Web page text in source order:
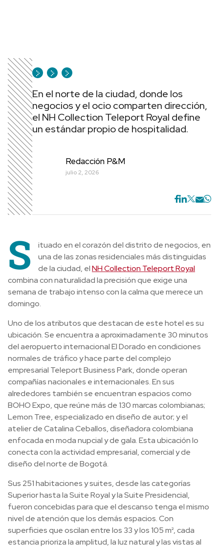
En el norte de la ciudad, donde los
negocios y el ocio comparten dirección,
el NH Collection Teleport Royal define
un estándar propio de hospitalidad.
Redacción P&M
julio 2, 2026
S
ituado en el corazón del distrito de negocios, en
una de las zonas residenciales más distinguidas
de la ciudad, elNH Collection Teleport Royal
combina con naturalidad la precisión que exige una
semana de trabajo intenso con la calma que merece un
domingo.
Uno de los atributos que destacan de este hotel es su
ubicación. Se encuentra a aproximadamente 30 minutos
del aeropuerto internacional El Dorado en condiciones
normales de tráfico y hace parte del complejo
empresarial Teleport Business Park, donde operan
compañías nacionales e internacionales. En sus
alrededores también se encuentran espacios como
BOHO Expo, que reúne más de 130 marcas colombianas;
Lemon Tree, especializado en diseño de autor; y el
atelier de Catalina Ceballos, diseñadora colombiana
enfocada en moda nupcial y de gala. Esta ubicación lo
conecta con la actividad empresarial, comercial y de
diseño del norte de Bogotá.
Sus 251 habitaciones y suites, desde las categorías
Superior hasta la Suite Royal y la Suite Presidencial,
fueron concebidas para que el descanso tenga el mismo
nivel de atención que los demás espacios. Con
superficies que oscilan entre los 33 y los 105 m², cada
estancia prioriza la amplitud, la luz natural y las vistas al